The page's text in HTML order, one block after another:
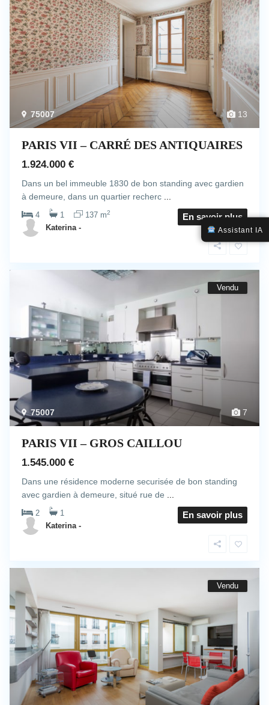
13
75007
PARIS VII – CARRÉ DES ANTIQUAIRES
1.924.000 €
Dans un bel immeuble 1830 de bon standing avec gardien
à demeure, dans un quartier recherc
4 1 137 m2 En savoir plus
Katerina -
7
75007
Vendu
PARIS VII – GROS CAILLOU
1.545.000 €
Dans une résidence moderne securisée de bon standing
avec gardien à demeure, situé rue de
2 1 En savoir plus
Katerina -
Vendu
Assistant IA